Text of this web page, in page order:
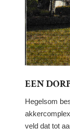
EEN
Hegelsom
veld dat tot